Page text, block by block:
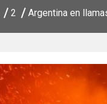
2 Argentina en